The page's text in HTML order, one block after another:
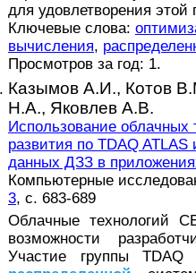
для удовлетворения этой
Ключевые слова:
вычисления,
Просмотров за год: 1.
Казымов А.И., Котов
Н.А., Яковлев А.В.
Использование облачных
развития по TDAQ
данных ДЗЗ в
Компьютерные
3, с. 683-689
Облачные технологий
возможности
Участие группы